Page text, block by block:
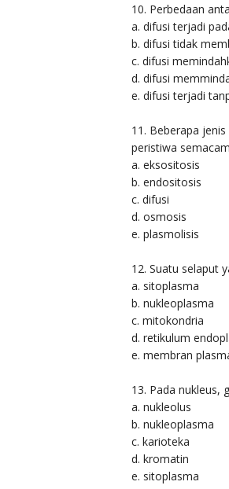
10. Perbedaan
a. difusi terjadi
b. difusi tidak
c. difusi
d. difusi
e. difusi terjadi
11. Beberapa
peristiwa
a. eksositosis
b. endositosis
c. difusi
d. osmosis
e. plasmolisis
12. Suatu selaput
a. sitoplasma
b. nukleoplasma
c. mitokondria
d. retikulum
e. membran
13. Pada nukleus,
a. nukleolus
b. nukleoplasma
c. karioteka
d. kromatin
e. sitoplasma